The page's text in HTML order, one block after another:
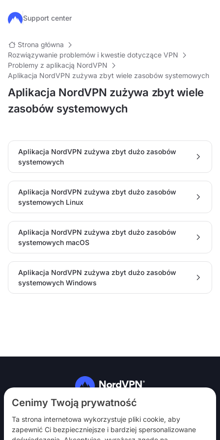
Cenimy Twoją prywatność
Ta strona internetowa wykorzystuje pliki cookie, aby
zapewnić Ci bezpieczniejsze i bardziej spersonalizowane
Przejdź do głównej treści
Support center
Strona główna
Rozwiązywanie problemów i kwestie dotyczące VPN
Problemy z aplikacją NordVPN
Aplikacja NordVPN zużywa zbyt wiele zasobów systemowych
Aplikacja NordVPN zużywa zbyt wiele
zasobów systemowych
Aplikacja NordVPN zużywa zbyt dużo zasobów
systemowych
Aplikacja NordVPN zużywa zbyt dużo zasobów
systemowych Linux
Aplikacja NordVPN zużywa zbyt dużo zasobów
systemowych macOS
Aplikacja NordVPN zużywa zbyt dużo zasobów
systemowych Windows
Obserwuj nas